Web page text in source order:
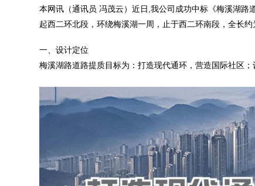
本网讯（通讯员 冯茂云）近日,我公司成功中标《梅溪湖
起西二环北段，环绕梅溪湖一周，止于西二环南段，全长约
一、设计定位
梅溪湖路道路提质目标为：打造现代通环，营造国际社区；